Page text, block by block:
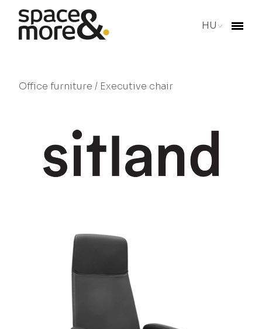
HU
Office furniture / Executive chair